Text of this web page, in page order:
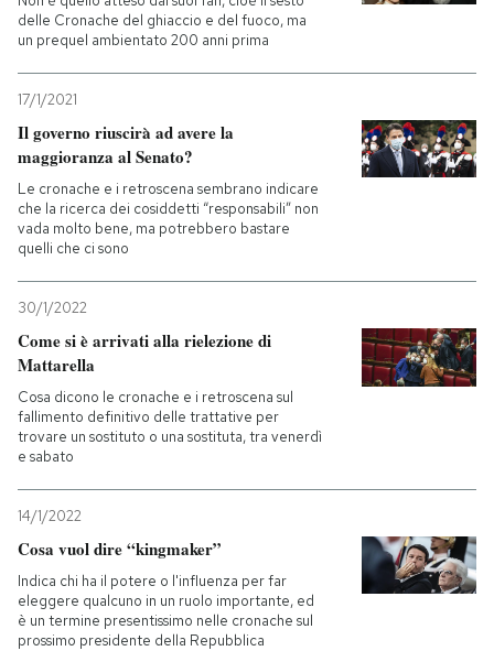
delle Cronache del ghiaccio e del fuoco, ma
un prequel ambientato 200 anni prima
17/1/2021
Il governo riuscirà ad avere la
maggioranza al Senato?
Le cronache e i retroscena sembrano indicare
che la ricerca dei cosiddetti “responsabili” non
vada molto bene, ma potrebbero bastare
quelli che ci sono
30/1/2022
Come si è arrivati alla rielezione di
Mattarella
Cosa dicono le cronache e i retroscena sul
fallimento definitivo delle trattative per
trovare un sostituto o una sostituta, tra venerdì
e sabato
14/1/2022
Cosa vuol dire “kingmaker”
Indica chi ha il potere o l'influenza per far
eleggere qualcuno in un ruolo importante, ed
è un termine presentissimo nelle cronache sul
prossimo presidente della Repubblica